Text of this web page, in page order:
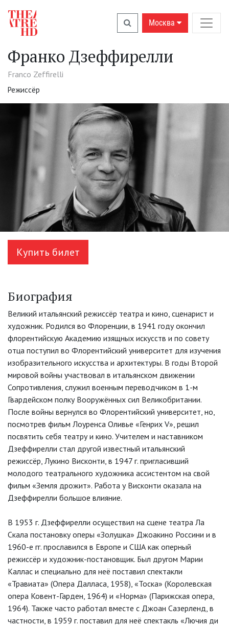
Москва
Франко Дзеффирелли
Franco Zeffirelli
Режиссёр
Купить билет
Биография
Великий итальянский режиссёр театра и кино, сценарист и
художник. Родился во Флоренции, в 1941 году окончил
флорентийскую Академию изящных искусств и по совету
отца поступил во Флорентийский университет для изучения
изобразительного искусства и архитектуры. В годы Второй
мировой войны участвовал в итальянском движении
Сопротивления, служил военным переводчиком в 1-м
Гвардейском полку Вооружённых сил Великобритании.
После войны вернулся во Флорентийский университет, но,
посмотрев фильм Лоуренса Оливье «Генрих V», решил
посвятить себя театру и кино. Учителем и наставником
Дзеффирелли стал другой известный итальянский
режиссёр, Лукино Висконти, в 1947 г. пригласивший
молодого театрального художника ассистентом на свой
фильм «Земля дрожит». Работа у Висконти оказала на
Дзеффирелли большое влияние.
В 1953 г. Дзеффирелли осуществил на сцене театра Ла
Скала постановку оперы «Золушка» Джоакино Россини и в
1960-е гг. прославился в Европе и США как оперный
режиссёр и художник-постановщик. Был другом Марии
Каллас и специально для неё поставил спектакли
«Травиата» (Опера Далласа, 1958), «Тоска» (Королевская
опера Ковент-Гарден, 1964) и «Норма» (Парижская опера,
1964). Также часто работал вместе с Джоан Сазерленд, в
частности, в 1959 г. поставил для неё спектакль «Лючия ди